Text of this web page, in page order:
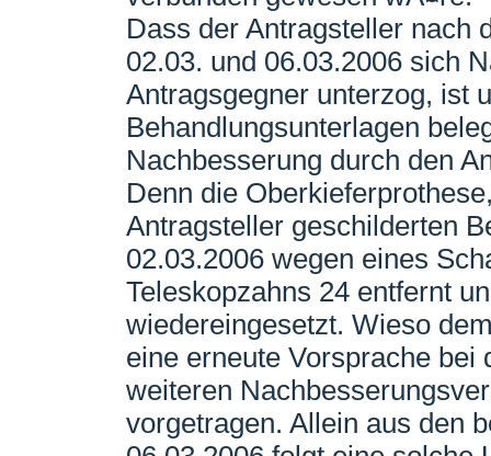
Dass der Antragsteller nach
02.03. und 06.03.2006 sich
Antragsgegner unterzog, ist
Behandlungsunterlagen
Nachbesserung durch den
Denn die
Antragsteller geschilderten
02.03.2006 wegen eines
Teleskopzahns 24 entfernt
wiedereingesetzt. Wieso
eine erneute Vorsprache bei
weiteren
vorgetragen. Allein aus den